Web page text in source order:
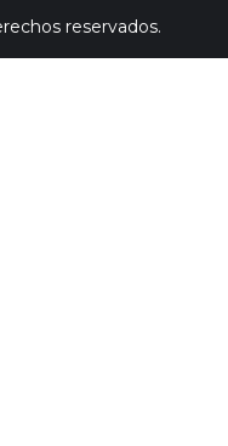
reservados.